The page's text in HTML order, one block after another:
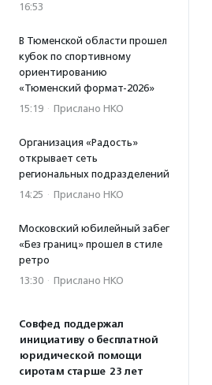
16:53
В Тюменской области прошел
кубок по спортивному
ориентированию
«Тюменский формат-2026»
15:19 · Прислано НКО
Организация «Радость»
открывает сеть
региональных подразделений
14:25 · Прислано НКО
Московский юбилейный забег
«Без границ» прошел в стиле
ретро
13:30 · Прислано НКО
Совфед поддержал
инициативу о бесплатной
юридической помощи
сиротам старше 23 лет